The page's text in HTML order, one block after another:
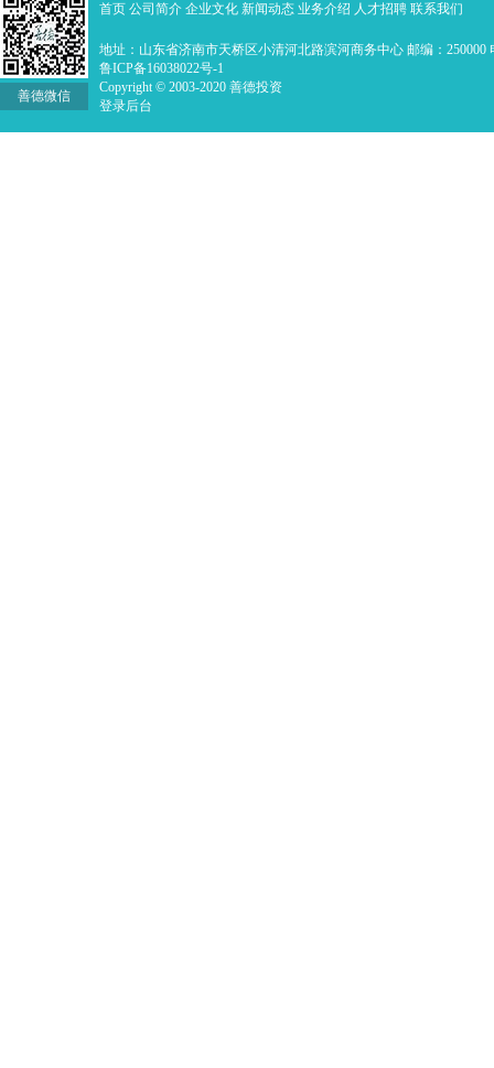
善德微信
首页 公司简介 企业文化 新闻动态 业务介绍 人才招聘 联系我们
地址：山东省济南市天桥区小清河北路滨河商务中心 邮编：250000
鲁ICP备16038022号-1
Copyright © 2003-2020 善德投资
登录后台